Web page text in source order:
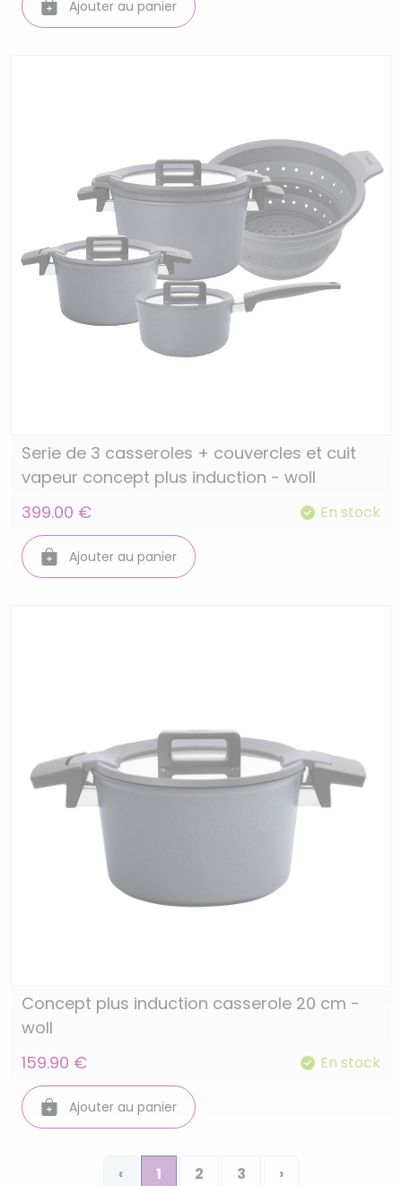
Ajouter au panier
Serie de 3 casseroles + couvercles et cuit
vapeur concept plus induction - woll
399.00 €
En stock
Ajouter au panier
Concept plus induction casserole 20 cm -
woll
159.90 €
En stock
Ajouter au panier
‹ 1 2 3 ›